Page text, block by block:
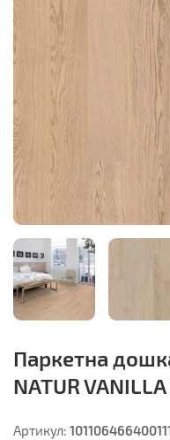
Паркетна
NATUR
Артикул: